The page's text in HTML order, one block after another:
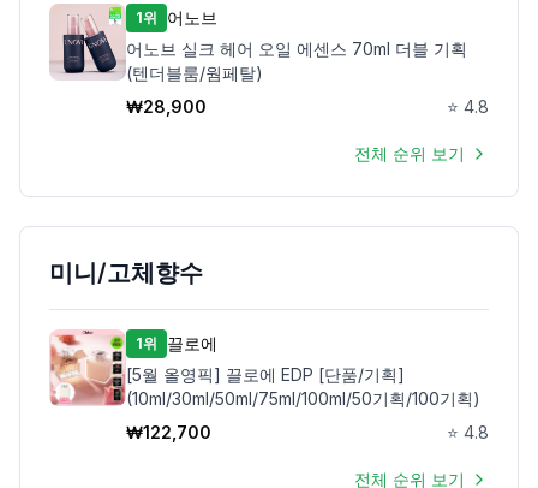
1위
어노브
어노브 실크 헤어 오일 에센스 70ml 더블 기획
(텐더블룸/웜페탈)
₩28,900 ⭐ 4.8
전체 순위 보기
미니/고체향수
1위
끌로에
[5월 올영픽] 끌로에 EDP [단품/기획]
(10ml/30ml/50ml/75ml/100ml/50기획/100기획)
₩122,700 ⭐ 4.8
전체 순위 보기